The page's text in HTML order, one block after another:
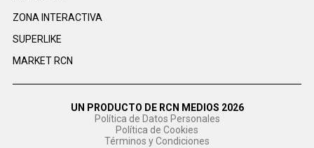
ZONA INTERACTIVA
SUPERLIKE
MARKET RCN
UN PRODUCTO DE RCN MEDIOS 2026
Política de Datos Personales
Política de Cookies
Términos y Condiciones